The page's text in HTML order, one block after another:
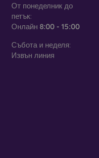
От понеделник до
петък:
Онлайн 8:00 - 15:00
Събота и неделя:
Извън линия